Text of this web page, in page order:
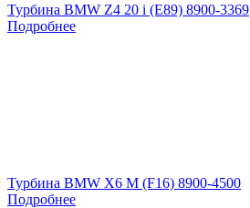
Турбина BMW Z4 20 i (E89) 8900-3369
Подробнее
Турбина BMW X6 M (F16) 8900-4500
Подробнее